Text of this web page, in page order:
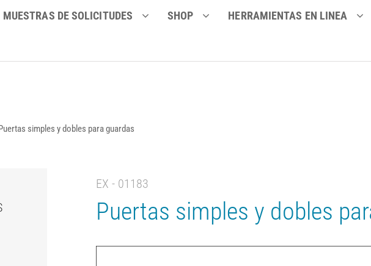
MUESTRAS DE SOLICITUDES SHOP HERRAMIENTAS EN LINEA
simples y dobles para guardas
EX - 01183
Puertas simples y dobles